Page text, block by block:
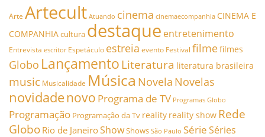
Arte Artecult Atuando cinema cinemaecompanhia CINEMA E
COMPANHIAcultura destaque entretenimento
Entrevista escritor Espetáculo estreia evento Festival filmefilmes
Globo Lançamento Literatura literatura brasileira
music Musicalidade Música Novela Novelas
novidadenovo Programa de TV Programas Globo
Programação Programação da Tv reality reality show Rede
Globo Rio de JaneiroShowShows São Paulo SérieSéries